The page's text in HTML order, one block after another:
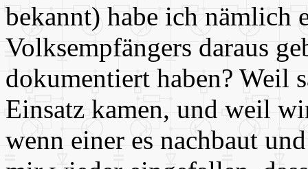
bekannt) habe ich nämlich
Volksempfängers daraus
dokumentiert haben? Weil
Einsatz kamen, und weil
wenn einer es nachbaut